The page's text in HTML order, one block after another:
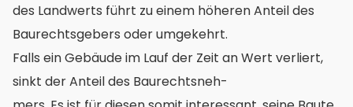
des Landwerts führt zu einem höheren Anteil des
Baurechtsgebers oder umgekehrt.
Falls ein Gebäude im Lauf der Zeit an Wert verliert,
sinkt der Anteil des Baurechtsneh-